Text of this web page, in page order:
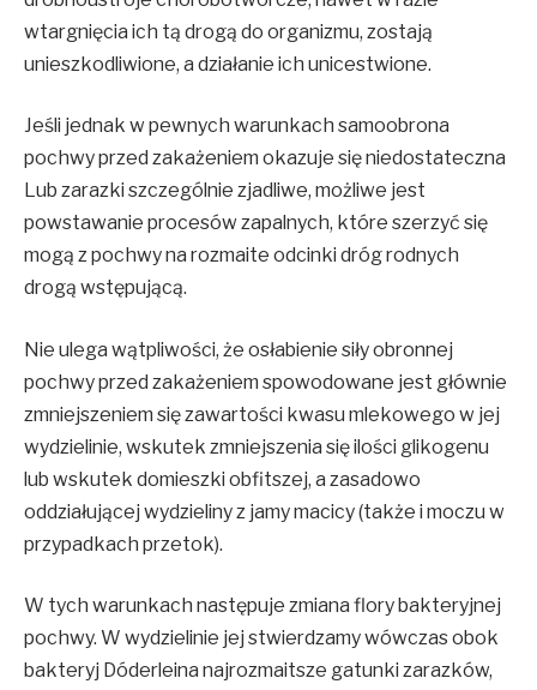
wtargnięcia ich tą drogą do organizmu, zostają
unieszkodliwione, a działanie ich unicestwione.
Jeśli jednak w pewnych warunkach samoobrona
pochwy przed zakażeniem okazuje się niedostateczna
Lub zarazki szczególnie zjadliwe, możliwe jest
powstawanie procesów zapalnych, które szerzyć się
mogą z pochwy na rozmaite odcinki dróg rodnych
drogą wstępującą.
Nie ulega wątpliwości, że osłabienie siły obronnej
pochwy przed zakażeniem spowodowane jest głównie
zmniejszeniem się zawartości kwasu mlekowego w jej
wydzielinie, wskutek zmniejszenia się ilości glikogenu
lub wskutek domieszki obfitszej, a zasadowo
oddziałującej wydzieliny z jamy macicy (także i moczu w
przypadkach przetok).
W tych warunkach następuje zmiana flory bakteryjnej
pochwy. W wydzielinie jej stwierdzamy wówczas obok
bakteryj Dóderleina najrozmaitsze gatunki zarazków,